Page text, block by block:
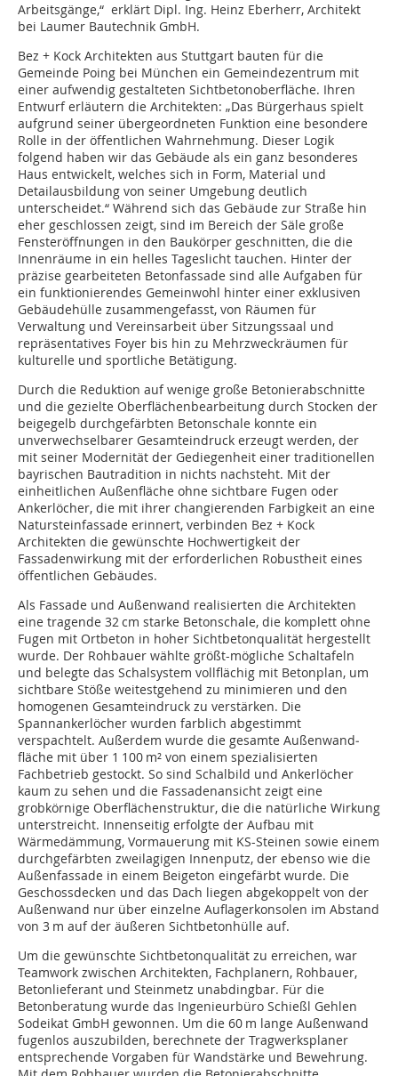
Arbeitsgänge,“ erklärt Dipl. Ing. Heinz Eberherr, Architekt
bei Laumer Bautechnik GmbH.
Bez + Kock Architekten aus Stuttgart bauten für die
Gemeinde Poing bei München ein Gemeindezentrum mit
einer aufwen­dig gestalteten Sichtbetonoberfläche. Ihren
Entwurf erläutern die Architekten: „Das Bürgerhaus spielt
aufgrund seiner übergeordne­ten Funktion eine besondere
Rolle in der öffentlichen Wahrnehmung. Dieser Logik
folgend haben wir das Gebäude als ein ganz besonderes
Haus entwickelt, welches sich in Form, Material und
Detailausbildung von seiner Umgebung deutlich
unterscheidet.“ Während sich das Gebäude zur Straße hin
eher geschlossen zeigt, sind im Bereich der Säle große
Fensteröffnungen in den Baukörper geschnitten, die die
Innenräume in ein helles Tageslicht tauchen. Hinter der
präzise gearbeiteten Betonfassade sind alle Aufgaben für
ein funktionierendes Gemeinwohl hinter einer exklusiven
Gebäudehülle zusammengefasst, von Räumen für
Verwaltung und Vereinsarbeit über Sitzungssaal und
repräsentatives Foyer bis hin zu Mehrzweckräumen für
kulturelle und sportliche Betätigung.
Durch die Reduktion auf wenige große Betonierabschnitte
und die gezielte Oberflächenbearbeitung durch Stocken der
beigegelb durchgefärbten Betonschale konnte ein
unverwechselbarer Gesamteindruck erzeugt werden, der
mit seiner Modernität der Gediegenheit einer traditionellen
bayrischen Bautradition in nichts nachsteht. Mit der
einheitlichen Außenfläche ohne sichtbare Fugen oder
Ankerlöcher, die mit ihrer changierenden Farbigkeit an eine
Natursteinfassade erinnert, verbinden Bez + Kock
Architekten die gewünschte Hochwertigkeit der
Fassadenwirkung mit der erforderlichen Robustheit eines
öffentlichen Gebäudes.
Als Fassade und Außenwand realisierten die Architekten
eine tragende 32 cm starke Betonschale, die komplett ohne
Fugen mit Ortbeton in hoher Sichtbetonqualität hergestellt
wurde. Der Rohbauer wählte größt-mögliche Schaltafeln
und belegte das Schalsystem vollflächig mit Betonplan, um
sichtbare Stöße weitestgehend zu minimieren und den
homogenen Gesamteindruck zu verstärken. Die
Spannankerlöcher wurden farblich abgestimmt
verspachtelt. Außerdem wurde die gesamte Außenwand­
fläche mit über 1 100 m² von einem spezialisierten
Fachbetrieb gestockt. So sind Schalbild und Ankerlöcher
kaum zu sehen und die Fassadenansicht zeigt eine
grobkörnige Oberflächenstruktur, die die natürliche Wirkung
unterstreicht. Innenseitig erfolgte der Aufbau mit
Wärmedämmung, Vormauerung mit KS-Steinen sowie einem
durchgefärbten zweilagigen Innenputz, der ebenso wie die
Außenfassade in einem Beigeton eingefärbt wurde. Die
Geschossdecken und das Dach liegen abgekoppelt von der
Außenwand nur über einzelne Auflagerkonsolen im Abstand
von 3 m auf der äußeren Sichtbetonhülle auf.
Um die gewünschte Sichtbetonqualität zu erreichen, war
Teamwork zwischen Architekten, Fachplanern, Rohbauer,
Betonlieferant und Steinmetz unabdingbar. Für die
Betonberatung wurde das Ingenieurbüro Schießl Gehlen
Sodeikat GmbH gewonnen. Um die 60 m lange Außenwand
fugenlos auszubilden, berechnete der Tragwerksplaner
entsprechende Vorgaben für Wandstärke und Bewehrung.